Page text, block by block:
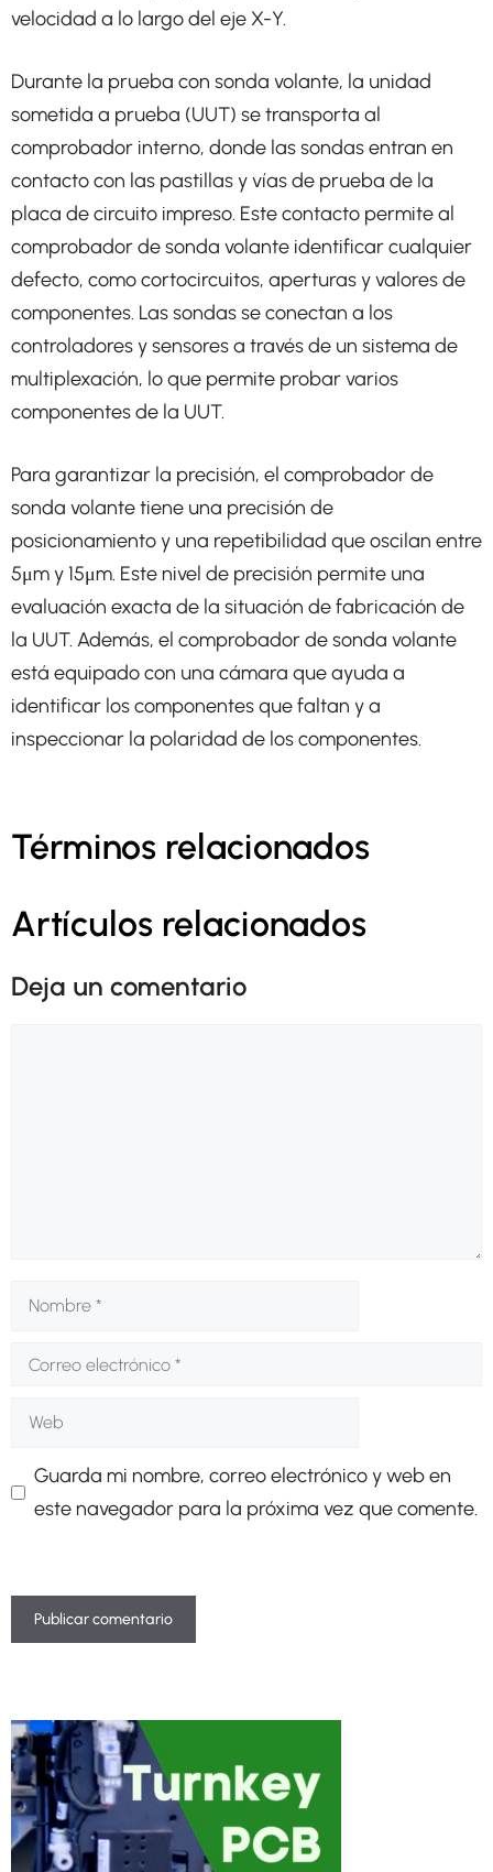
velocidad a lo largo del eje X-Y.
Durante la prueba con sonda volante, la unidad
sometida a prueba (UUT) se transporta al
comprobador interno, donde las sondas entran en
contacto con las pastillas y vías de prueba de la
placa de circuito impreso. Este contacto permite al
comprobador de sonda volante identificar cualquier
defecto, como cortocircuitos, aperturas y valores de
componentes. Las sondas se conectan a los
controladores y sensores a través de un sistema de
multiplexación, lo que permite probar varios
componentes de la UUT.
Para garantizar la precisión, el comprobador de
sonda volante tiene una precisión de
posicionamiento y una repetibilidad que oscilan entre
5μm y 15μm. Este nivel de precisión permite una
evaluación exacta de la situación de fabricación de
la UUT. Además, el comprobador de sonda volante
está equipado con una cámara que ayuda a
identificar los componentes que faltan y a
inspeccionar la polaridad de los componentes.
Términos relacionados
Artículos relacionados
Deja un comentario
Nombre
Correo
Web
Guarda mi nombre, correo electrónico y web en
este navegador para la próxima vez que comente.
t
e
r
n
a